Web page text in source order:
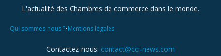
L'actualité des Chambres de commerce dans le monde.
Qui sommes-nous ?•Mentions légales
Contactez-nous: contact@cci-news.com